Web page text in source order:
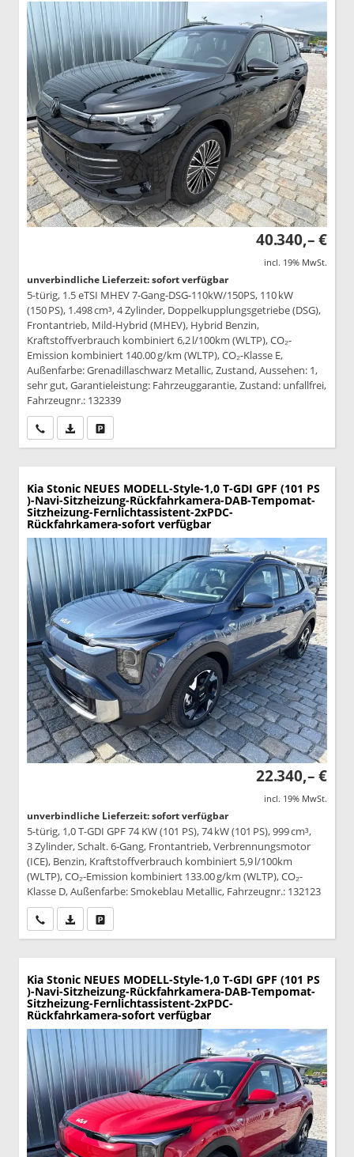
40.340,– €
incl. 19% MwSt.
unverbindliche Lieferzeit: sofort verfügbar
5-türig, 1.5 eTSI MHEV 7-Gang-DSG-110kW/150PS, 110 kW
(150 PS), 1.498 cm³, 4 Zylinder, Doppelkupplungsgetriebe (DSG),
Frontantrieb, Mild-Hybrid (MHEV), Hybrid Benzin,
Kraftstoffverbrauch kombiniert 6,2 l/100km (WLTP), CO₂-
Emission kombiniert 140.00 g/km (WLTP), CO₂-Klasse E,
Außenfarbe: Grenadillaschwarz Metallic, Zustand, Aussehen: 1,
sehr gut, Garantieleistung: Fahrzeuggarantie, Zustand: unfallfrei,
Fahrzeugnr.: 132339
Wir rufen Sie anPDF-Datei, Fahrzeugexposé drucken
Kia Stonic NEUES MODELL-Style-1,0 T-GDI GPF (101 PS
)-Navi-Sitzheizung-Rückfahrkamera-DAB-Tempomat-
Sitzheizung-Fernlichtassistent-2xPDC-
Rückfahrkamera-sofort verfügbar
22.340,– €
incl. 19% MwSt.
unverbindliche Lieferzeit: sofort verfügbar
5-türig, 1,0 T-GDI GPF 74 KW (101 PS), 74 kW (101 PS), 999 cm³,
3 Zylinder, Schalt. 6-Gang, Frontantrieb, Verbrennungsmotor
(ICE), Benzin, Kraftstoffverbrauch kombiniert 5,9 l/100km
(WLTP), CO₂-Emission kombiniert 133.00 g/km (WLTP), CO₂-
Klasse D, Außenfarbe: Smokeblau Metallic, Fahrzeugnr.: 132123
Wir rufen Sie anPDF-Datei, Fahrzeugexposé drucken
Kia Stonic NEUES MODELL-Style-1,0 T-GDI GPF (101 PS
)-Navi-Sitzheizung-Rückfahrkamera-DAB-Tempomat-
Sitzheizung-Fernlichtassistent-2xPDC-
Rückfahrkamera-sofort verfügbar